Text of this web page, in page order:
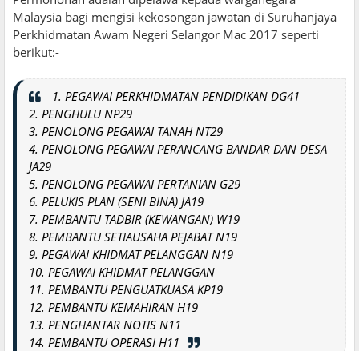
Malaysia bagi mengisi kekosongan jawatan di Suruhanjaya
Perkhidmatan Awam Negeri Selangor Mac 2017 seperti
berikut:-
1. PEGAWAI PERKHIDMATAN PENDIDIKAN DG41
2. PENGHULU NP29
3. PENOLONG PEGAWAI TANAH NT29
4. PENOLONG PEGAWAI PERANCANG BANDAR DAN DESA
JA29
5. PENOLONG PEGAWAI PERTANIAN G29
6. PELUKIS PLAN (SENI BINA) JA19
7. PEMBANTU TADBIR (KEWANGAN) W19
8. PEMBANTU SETIAUSAHA PEJABAT N19
9. PEGAWAI KHIDMAT PELANGGAN N19
10. PEGAWAI KHIDMAT PELANGGAN
11. PEMBANTU PENGUATKUASA KP19
12. PEMBANTU KEMAHIRAN H19
13. PENGHANTAR NOTIS N11
14. PEMBANTU OPERASI H11